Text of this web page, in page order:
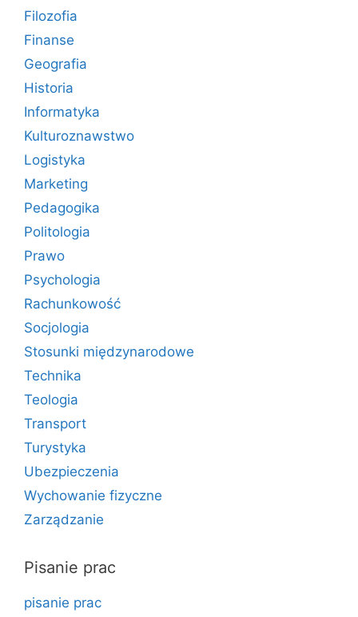
Filozofia
Finanse
Geografia
Historia
Informatyka
Kulturoznawstwo
Logistyka
Marketing
Pedagogika
Politologia
Prawo
Psychologia
Rachunkowość
Socjologia
Stosunki międzynarodowe
Technika
Teologia
Transport
Turystyka
Ubezpieczenia
Wychowanie fizyczne
Zarządzanie
Pisanie prac
pisanie prac